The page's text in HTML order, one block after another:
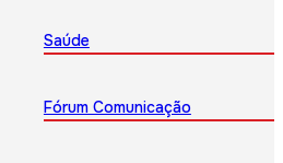
Saúde
Fórum Comunicação